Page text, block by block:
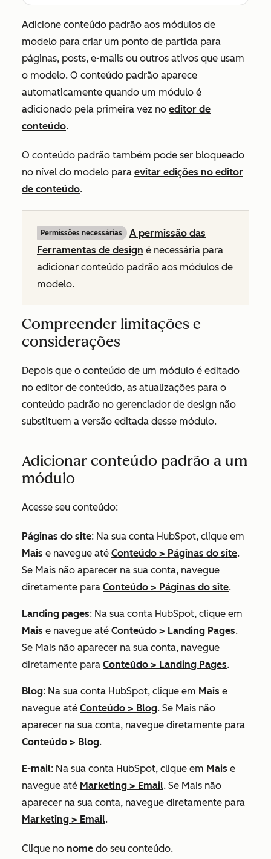
Adicione conteúdo padrão aos módulos de
modelo para criar um ponto de partida para
páginas, posts, e-mails ou outros ativos que usam
o modelo. O conteúdo padrão aparece
automaticamente quando um módulo é
adicionado pela primeira vez no editor de
conteúdo.
O conteúdo padrão também pode ser bloqueado
no nível do modelo para evitar edições no editor
de conteúdo.
Permissões necessárias
A permissão das
Ferramentas de design é necessária para
adicionar conteúdo padrão aos módulos de
modelo.
Compreender limitações e
considerações
Depois que o conteúdo de um módulo é editado
no editor de conteúdo, as atualizações para o
conteúdo padrão no gerenciador de design não
substituem a versão editada desse módulo.
Adicionar conteúdo padrão a um
módulo
Acesse seu conteúdo:
Páginas do site: Na sua conta HubSpot, clique em
Mais e navegue até Conteúdo > Páginas do site.
Se Mais não aparecer na sua conta, navegue
diretamente para Conteúdo > Páginas do site.
Landing pages: Na sua conta HubSpot, clique em
Mais e navegue até Conteúdo > Landing Pages.
Se Mais não aparecer na sua conta, navegue
diretamente para Conteúdo > Landing Pages.
Blog: Na sua conta HubSpot, clique em Mais e
navegue até Conteúdo > Blog. Se Mais não
aparecer na sua conta, navegue diretamente para
Conteúdo > Blog.
E-mail: Na sua conta HubSpot, clique em Mais e
navegue até Marketing > Email. Se Mais não
aparecer na sua conta, navegue diretamente para
Marketing > Email.
Clique no nome do seu conteúdo.